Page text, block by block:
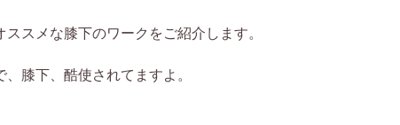
スメな膝下のワークをご紹介します。
膝下、酷使されてますよ。